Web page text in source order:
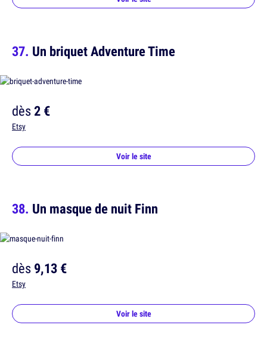
Un briquet Adventure Time
dès2 €
Etsy
Voir le site
Un masque de nuit Finn
dès9,13 €
Etsy
Voir le site